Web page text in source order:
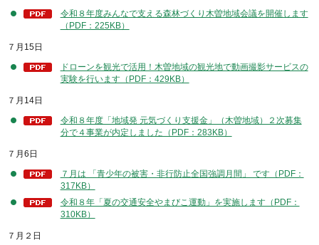
令和８年度みんなで支える森林づくり木曽地域会議を開催します
（PDF：225KB）
７月15日
ドローンを観光で活用！木曽地域の観光地で動画撮影サービスの
実験を行います（PDF：429KB）
７月14日
令和８年度「地域発 元気づくり支援金」（木曽地域）２次募集
分で４事業が内定しました（PDF：283KB）
７月6日
７月は 「青少年の被害・非行防止全国強調月間」 です（PDF：
317KB）
令和８年「夏の交通安全やまびこ運動」を実施します（PDF：
310KB）
７月２日